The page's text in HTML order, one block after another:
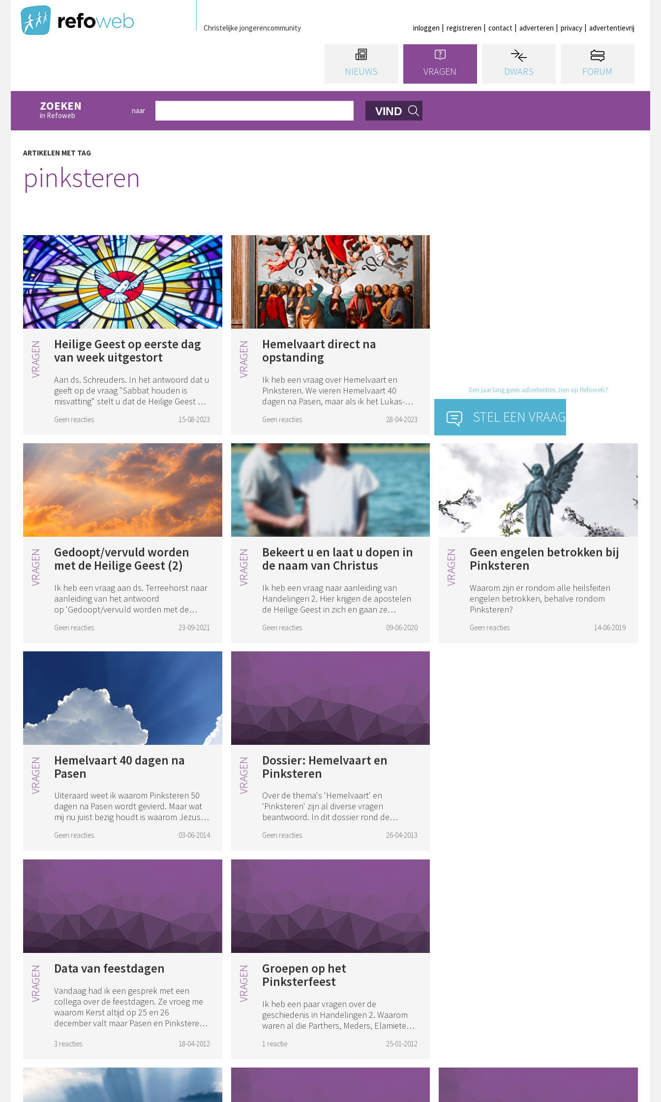
Christelijke jongerencommunity inloggen registreren contact adverteren privacy advertentievrij
NIEUWS VRAGEN DWARS FORUM
ZOEKEN
in Refoweb
naar VIND
ARTIKELEN MET TAG
pinksteren
Heilige Geest op eerste dag
van week uitgestort
Aan ds. Schreuders. In het antwoord dat u
geeft op de vraag "Sabbat houden is
misvatting" stelt u dat de Heilige Geest op
Volgens mij is dat echter op vrijda...
Geen reacties 15-08-2023
Hemelvaart direct na
opstanding
Ik heb een vraag over Hemelvaart en
Pinksteren. We vieren Hemelvaart 40
dagen na Pasen, maar als ik het Lukas-
Jezus diezelfde dag al naar de hemel is
Geen reacties 28-04-2023
Een jaar lang geen advertenties zien op Refoweb?
STEL EEN VRAAG
Gedoopt/vervuld worden
met de Heilige Geest (2)
Ik heb een vraag aan ds. Terreehorst naar
aanleiding van het antwoord
op 'Gedoopt/vervuld worden met de
belofte van de doop met de Heilige Geest
Geen reacties 23-09-2021
Bekeert u en laat u dopen in
de naam van Christus
Ik heb een vraag naar aanleiding van
Handelingen 2. Hier krijgen de apostelen
de Heilige Geest in zich en gaan ze
zeggen: ze zullen wel dronken zijn. Na de
Geen reacties 09-06-2020
Geen engelen betrokken bij
Pinksteren
Waarom zijn er rondom alle heilsfeiten
engelen betrokken, behalve rondom
Pinksteren?
Geen reacties 14-06-2019
Hemelvaart 40 dagen na
Pasen
Uiteraard weet ik waarom Pinksteren 50
dagen na Pasen wordt gevierd. Maar wat
mij nu juist bezig houdt is waarom Jezus
dagen vóór Pinksteren) naar de hemel is
Geen reacties 03-06-2014
Dossier: Hemelvaart en
Pinksteren
Over de thema's 'Hemelvaart' en
'Pinksteren' zijn al diverse vragen
beantwoord. In dit dossier rond de
uitstorting van de Heilige Geest vind je
Geen reacties 26-04-2013
Data van feestdagen
Vandaag had ik een gesprek met een
collega over de feestdagen. Ze vroeg me
waarom Kerst altijd op 25 en 26
december valt maar Pasen en Pinksteren
qua week (nu be...
3 reacties 18-04-2012
Groepen op het
Pinksterfeest
Ik heb een paar vragen over de
geschiedenis in Handelingen 2. Waarom
waren al die Parthers, Meders, Elamieten,
voor het Pinksterfeest? Waren dit joden
1 reactie 25-01-2012